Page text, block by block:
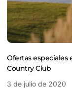
Ofertas especiales
Country Club
3 de julio de 2020